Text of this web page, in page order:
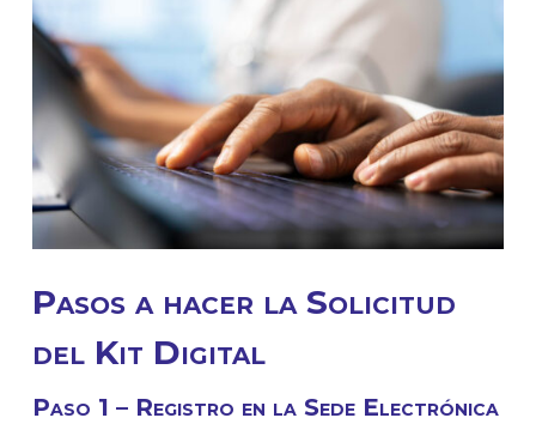
Pasos a hacer la Solicitud
del Kit Digital
Paso 1 – Registro en la Sede Electrónica